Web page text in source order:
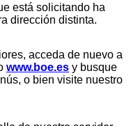
está solicitando ha
dirección distinta.
acceda de nuevo a
www.boe.es y busque
o bien visite nuestro